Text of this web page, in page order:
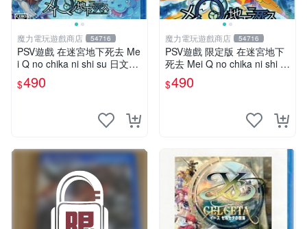
魔力電玩遊戲商店 54716
PSV遊戲 在迷宮地下死去 Me
i Q no chika ni shi su 日文日
版 附特典【板橋魔力】
$490
魔力電玩遊戲商店 54716
PSV遊戲 限定版 在迷宮地下
死去 Mei Q no chika ni shi s
u 日文亞版 【板橋魔力】
$490